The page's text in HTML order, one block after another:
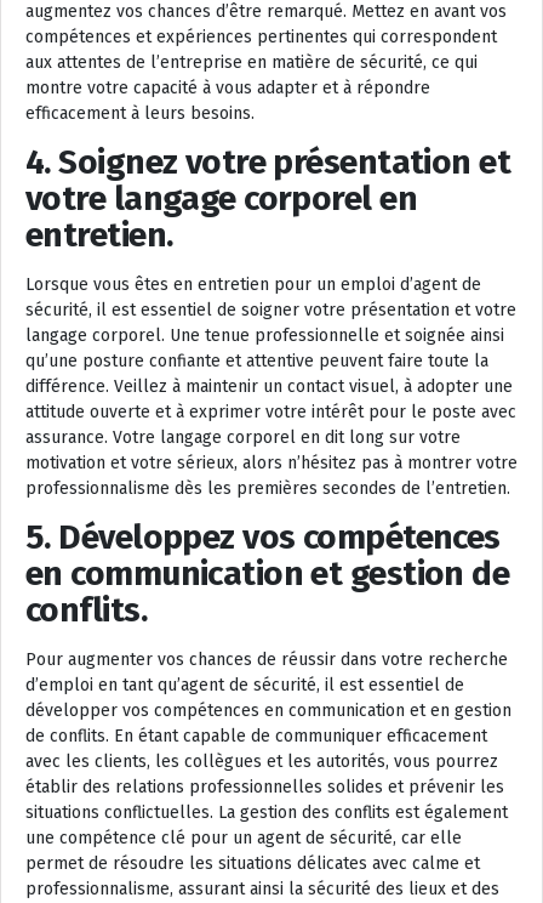
augmentez vos chances d’être remarqué. Mettez en avant vos
compétences et expériences pertinentes qui correspondent
aux attentes de l’entreprise en matière de sécurité, ce qui
montre votre capacité à vous adapter et à répondre
efficacement à leurs besoins.
4. Soignez votre présentation et
votre langage corporel en
entretien.
Lorsque vous êtes en entretien pour un emploi d’agent de
sécurité, il est essentiel de soigner votre présentation et votre
langage corporel. Une tenue professionnelle et soignée ainsi
qu’une posture confiante et attentive peuvent faire toute la
différence. Veillez à maintenir un contact visuel, à adopter une
attitude ouverte et à exprimer votre intérêt pour le poste avec
assurance. Votre langage corporel en dit long sur votre
motivation et votre sérieux, alors n’hésitez pas à montrer votre
professionnalisme dès les premières secondes de l’entretien.
5. Développez vos compétences
en communication et gestion de
conflits.
Pour augmenter vos chances de réussir dans votre recherche
d’emploi en tant qu’agent de sécurité, il est essentiel de
développer vos compétences en communication et en gestion
de conflits. En étant capable de communiquer efficacement
avec les clients, les collègues et les autorités, vous pourrez
établir des relations professionnelles solides et prévenir les
situations conflictuelles. La gestion des conflits est également
une compétence clé pour un agent de sécurité, car elle
permet de résoudre les situations délicates avec calme et
professionnalisme, assurant ainsi la sécurité des lieux et des